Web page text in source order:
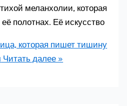
меланхолии, которая
полотнах. Её искусство
которая пишет тишину
Читать далее »